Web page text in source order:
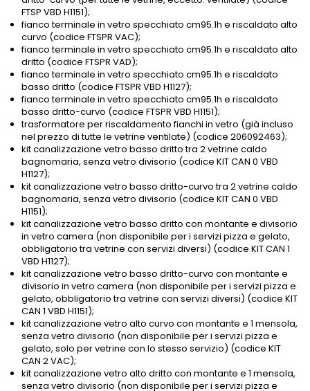
FTSP VBD H1151);
fianco terminale in vetro specchiato cm95.1h e riscaldato alto
curvo (codice FTSPR VAC);
fianco terminale in vetro specchiato cm95.1h e riscaldato alto
dritto (codice FTSPR VAD);
fianco terminale in vetro specchiato cm95.1h e riscaldato
basso dritto (codice FTSPR VBD H1127);
fianco terminale in vetro specchiato cm95.1h e riscaldato
basso dritto-curvo (codice FTSPR VBD H1151);
trasformatore per riscaldamento fianchi in vetro (già incluso
nel prezzo di tutte le vetrine ventilate) (codice 206092463);
kit canalizzazione vetro basso dritto tra 2 vetrine caldo
bagnomaria, senza vetro divisorio (codice KIT CAN 0 VBD
H1127);
kit canalizzazione vetro basso dritto-curvo tra 2 vetrine caldo
bagnomaria, senza vetro divisorio (codice KIT CAN 0 VBD
H1151);
kit canalizzazione vetro basso dritto con montante e divisorio
in vetro camera (non disponibile per i servizi pizza e gelato,
obbligatorio tra vetrine con servizi diversi) (codice KIT CAN 1
VBD H1127);
kit canalizzazione vetro basso dritto-curvo con montante e
divisorio in vetro camera (non disponibile per i servizi pizza e
gelato, obbligatorio tra vetrine con servizi diversi) (codice KIT
CAN 1 VBD H1151);
kit canalizzazione vetro alto curvo con montante e 1 mensola,
senza vetro divisorio (non disponibile per i servizi pizza e
gelato, solo per vetrine con lo stesso servizio) (codice KIT
CAN 2 VAC);
kit canalizzazione vetro alto dritto con montante e 1 mensola,
senza vetro divisorio (non disponibile per i servizi pizza e